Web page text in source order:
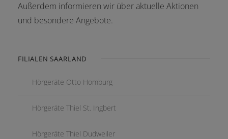
Außerdem informieren wir über aktuelle Aktionen
und besondere Angebote.
FILIALEN SAARLAND
Hörgeräte Otto Homburg
Hörgeräte Thiel St. Ingbert
Hörgeräte Thiel Dudweiler